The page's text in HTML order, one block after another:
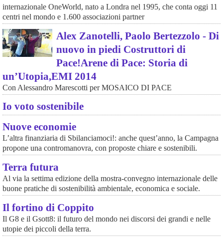
internazionale OneWorld, nato a Londra nel 1995, che conta oggi 11
centri nel mondo e 1.600 associazioni partner
Alex Zanotelli, Paolo Bertezzolo - Di
nuovo in piedi Costruttori di
Pace!Arene di Pace: Storia di
un’Utopia,EMI 2014
Con Alessandro Marescotti per MOSAICO DI PACE
Io voto sostenibile
Nuove economie
L’altra finanziaria di Sbilanciamoci!: anche quest’anno, la Campagna
propone una contromanovra, con proposte chiare e sostenibili.
Terra futura
Al via la settima edizione della mostra-convegno internazionale delle
buone pratiche di sostenibilità ambientale, economica e sociale.
Il fortino di Coppito
Il G8 e il Gsott8: il futuro del mondo nei discorsi dei grandi e nelle
utopie dei piccoli della terra.